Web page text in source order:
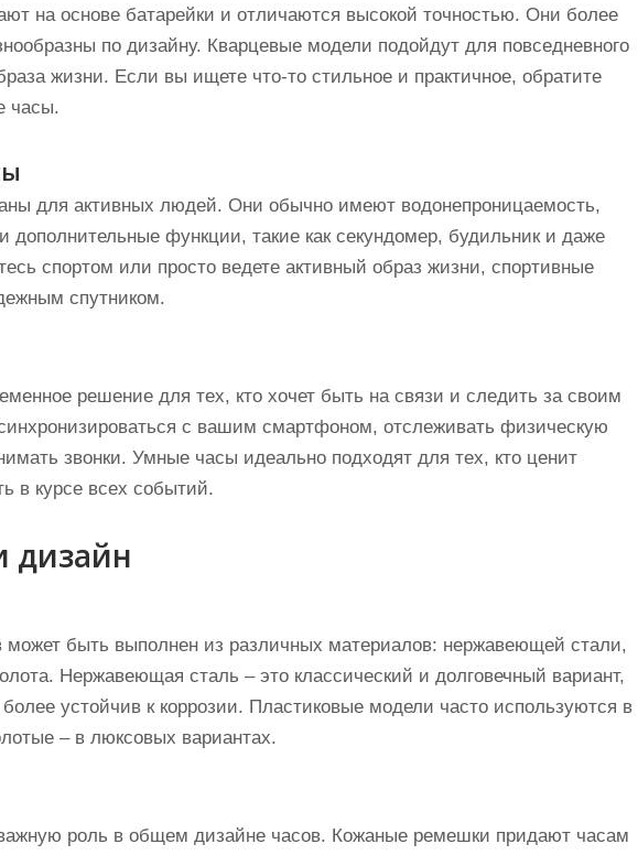
на основе батарейки и отличаются высокой точностью. Они более
по дизайну. Кварцевые модели подойдут для повседневного
жизни. Если вы ищете что-то стильное и практичное, обратите
часы.
для активных людей. Они обычно имеют водонепроницаемость,
дополнительные функции, такие как секундомер, будильник и даже
спортом или просто ведете активный образ жизни, спортивные
спутником.
решение для тех, кто хочет быть на связи и следить за своим
с вашим смартфоном, отслеживать физическую
звонки. Умные часы идеально подходят для тех, кто ценит
в курсе всех событий.
дизайн
может быть выполнен из различных материалов: нержавеющей стали,
Нержавеющая сталь – это классический и долговечный вариант,
более устойчив к коррозии. Пластиковые модели часто используются в
– в люксовых вариантах.
роль в общем дизайне часов. Кожаные ремешки придают часам